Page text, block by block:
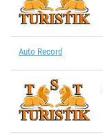
Auto Record